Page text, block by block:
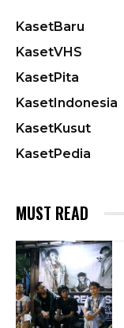
KasetBaru
KasetVHS
KasetPita
KasetIndonesia
KasetKusut
KasetPedia
MUST READ